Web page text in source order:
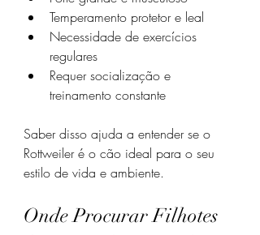
Temperamento protetor e leal
Necessidade de exercícios
regulares
Requer socialização e
treinamento constante
Saber disso ajuda a entender se o
Rottweiler é o cão ideal para o seu
estilo de vida e ambiente.
Onde Procurar Filhotes